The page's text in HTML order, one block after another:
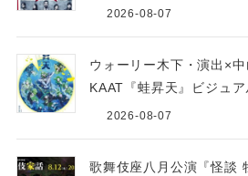
2026-08-07
ウォーリー木下・演出×中
KAAT『蛙昇天』ビジュ
2026-08-07
歌舞伎座八月公演『怪談